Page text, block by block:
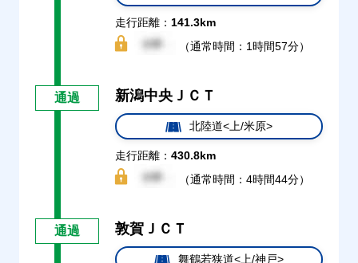
走行距離： 141.3km
（通常時間：1時間57分）
通過 新潟中央ＪＣＴ
北陸道<上/米原>
走行距離： 430.8km
（通常時間：4時間44分）
通過 敦賀ＪＣＴ
舞鶴若狭道<上/神戸>